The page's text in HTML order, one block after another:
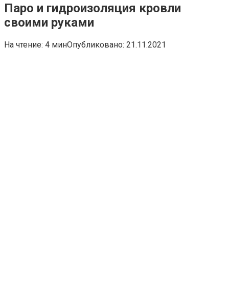
Паро и гидроизоляция кровли
своими руками
На чтение: 4 минОпубликовано: 21.11.2021